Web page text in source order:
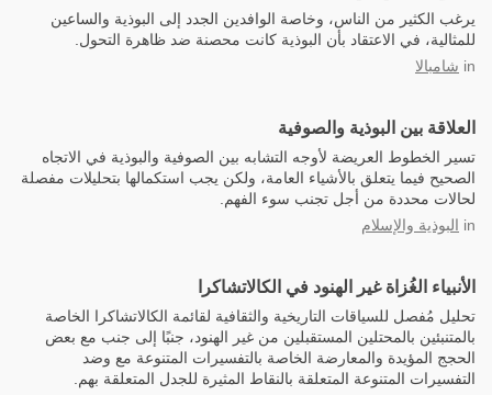
يرغب الكثير من الناس، وخاصة الوافدين الجدد إلى البوذية والساعين
للمثالية، في الاعتقاد بأن البوذية كانت محصنة ضد ظاهرة التحول.
in شامبالا
العلاقة بين البوذية والصوفية
تسير الخطوط العريضة لأوجه التشابه بين الصوفية والبوذية في الاتجاه
الصحيح فيما يتعلق بالأشياء العامة، ولكن يجب استكمالها بتحليلات مفصلة
لحالات محددة من أجل تجنب سوء الفهم.
in البوذية والإسلام
الأنبياء الغُزاة غير الهنود في الكالاتشاكرا
تحليل مُفصل للسياقات التاريخية والثقافية لقائمة الكالاتشاكرا الخاصة
بالمتنبئين بالمحتلين المستقبلين من غير الهنود، جنبًا إلى جنب مع بعض
الحجج المؤيدة والمعارضة الخاصة بالتفسيرات المتنوعة مع وضد
التفسيرات المتنوعة المتعلقة بالنقاط المثيرة للجدل المتعلقة بهم.